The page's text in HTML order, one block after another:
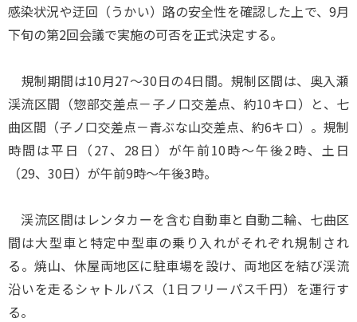
感染状況や迂回（うかい）路の安全性を確認した上で、9月
下旬の第2回会議で実施の可否を正式決定する。
規制期間は10月27～30日の4日間。規制区間は、奥入瀬
渓流区間（惣部交差点－子ノ口交差点、約10キロ）と、七
曲区間（子ノ口交差点－青ぶな山交差点、約6キロ）。規制
時間は平日（27、28日）が午前10時～午後2時、土日
（29、30日）が午前9時～午後3時。
渓流区間はレンタカーを含む自動車と自動二輪、七曲区
間は大型車と特定中型車の乗り入れがそれぞれ規制され
る。焼山、休屋両地区に駐車場を設け、両地区を結び渓流
沿いを走るシャトルバス（1日フリーパス千円）を運行す
る。